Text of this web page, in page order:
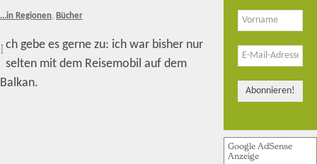
...in Regionen, Bücher
Ich gebe es gerne zu: ich war bisher nur
selten mit dem Reisemobil auf dem
Balkan.
Google AdSense
Anzeige